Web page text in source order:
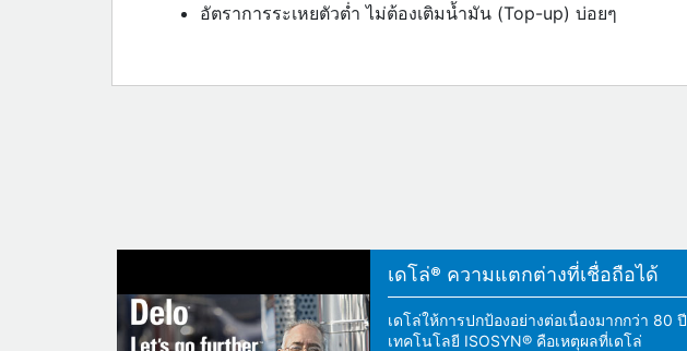
อัตราการระเหยตัวต่ำ ไม่ต้องเติมน้ำมัน (Top-up) บ่อยๆ
เดโล่® ความแตกต่างที่เชื่อถือได้
เดโล่ให้การปกป้องอย่างต่อเนื่องมากกว่า 80 ปี
เทคโนโลยี ISOSYN® คือเหตุผลที่เดโล่